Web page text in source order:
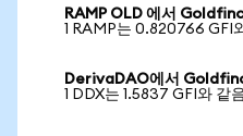
RAMP OLD 에서
1 RAMP는 0.820766 GFI
DerivaDAO에서
1 DDX는 1.5837 GFI와 같